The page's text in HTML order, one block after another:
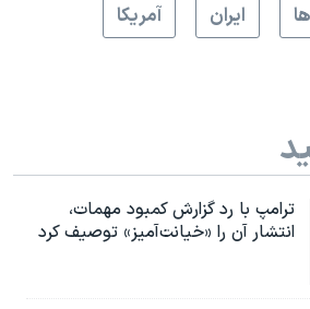
ايران
آمريکا
ترامپ با رد گزارش کمبود مهمات،
انتشار آن را «خیانت‌آمیز» توصیف کرد